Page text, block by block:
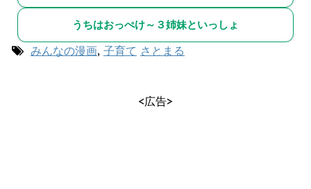
うちはおっぺけ～３姉妹といっしょ
みんなの漫画, 子育て さとまる
<広告>